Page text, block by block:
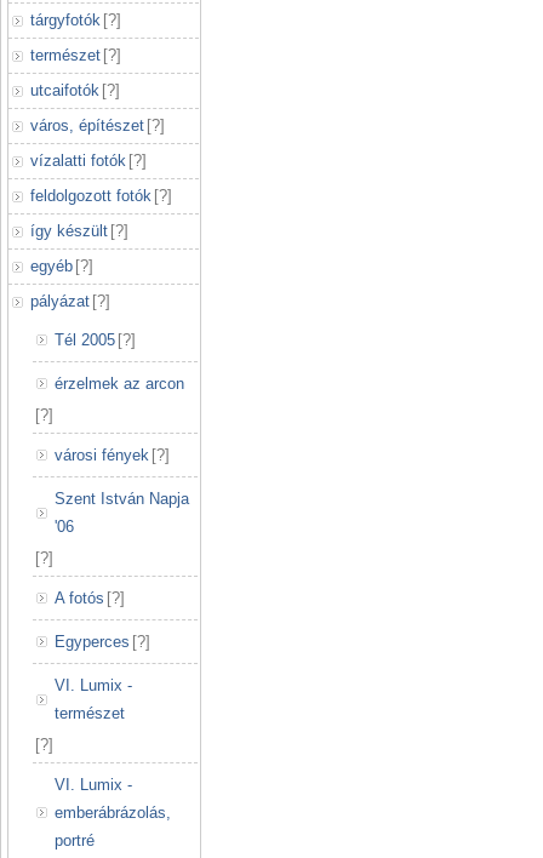
tárgyfotók [?]
természet [?]
utcaifotók [?]
város, építészet [?]
vízalatti fotók [?]
feldolgozott fotók [?]
így készült [?]
egyéb [?]
pályázat [?]
Tél 2005 [?]
érzelmek az arcon
[?]
városi fények [?]
Szent István Napja
'06
[?]
A fotós [?]
Egyperces [?]
VI. Lumix -
természet
[?]
VI. Lumix -
emberábrázolás,
portré